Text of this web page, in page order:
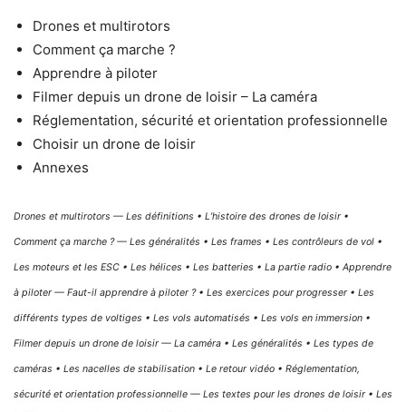
Drones et multirotors
Comment ça marche ?
Apprendre à piloter
Filmer depuis un drone de loisir – La caméra
Réglementation, sécurité et orientation professionnelle
Choisir un drone de loisir
Annexes
Drones et multirotors — Les définitions • L’histoire des drones de loisir •
Comment ça marche ? — Les généralités • Les frames • Les contrôleurs de vol •
Les moteurs et les ESC • Les hélices • Les batteries • La partie radio • Apprendre
à piloter — Faut-il apprendre à piloter ? • Les exercices pour progresser • Les
différents types de voltiges • Les vols automatisés • Les vols en immersion •
Filmer depuis un drone de loisir — La caméra • Les généralités • Les types de
caméras • Les nacelles de stabilisation • Le retour vidéo • Réglementation,
sécurité et orientation professionnelle — Les textes pour les drones de loisir • Les